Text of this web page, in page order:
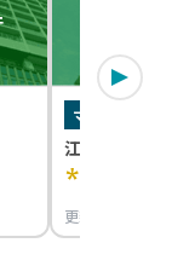
マンション
江東区＊＊＊
****
更新日：